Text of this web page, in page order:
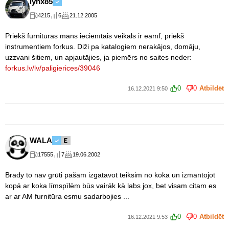
4215 6 21.12.2005
Priekš furnitūras mans iecienītais veikals ir eamf, priekš
instrumentiem forkus. Diži pa katalogiem nerakājos, domāju,
uzzvani šitiem, un apjautājies, ja piemērs no saites neder:
forkus.lv/lv/paligierices/39046
16.12.2021 9:50 0 0 Atbildēt
WALA
17555 7 19.06.2002
Brady to nav grūti pašam izgatavot teiksim no koka un izmantojot
kopā ar koka līmspīlēm būs vairāk kā labs jox, bet visam citam es
ar ar AM furnitūra esmu sadarbojies ...
16.12.2021 9:53 0 0 Atbildēt